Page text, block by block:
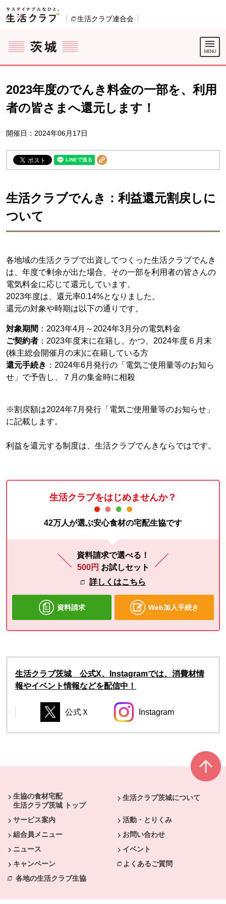
ページの先頭です。
生活クラブ連合会
ここからサイト内共通メニューです。
サイト内共通メニューをスキップする
サイト内共通メニューここまで。
2023年度のでんき料金の一部を、利用
者の皆さまへ還元します！
開催日：2024年06月17日
生活クラブでんき：利益還元割戻しに
ついて
各地域の生活クラブで出資してつくった生活クラブでんき
は、年度で剰余が出た場合、その一部を利用者の皆さんの
電気料金に応じて還元しています。
2023年度は、還元率0.14%となりました。
還元の対象や時期は以下の通りです。
対象期間 ：2023年4月～2024年3月分の電気料金
ご契約者 ：2023年度末に在籍し、かつ、2024年度６月末
(株主総会開催月の末)に在籍している方
還元手続き ：2024年6月発行の「電気ご使用量等のお知ら
せ」で予告し、７月の集金時に相殺
※割戻額は2024年7月発行「電気ご使用量等のお知らせ」
に記載します。
利益を還元する制度は、生活クラブでんきならではです。
生活クラブをはじめませんか？
42万人が選ぶ安心食材の宅配生協です
資料請求で選べる！
500円 お試しセット
詳しくはこちら
資料請求 Web加入手続き
生活クラブ茨城 公式X、Instagramでは、消費材情
報やイベント情報などを配信中！
別のウィンドウで開きます。
公式Ｘ
別のウィンドウで開きます。
別のウィンドウで開きます。
Instagram
別のウィンドウで開
生協の食材宅配
生活クラブ茨城 トップ
生活クラブ茨城について
サービス案内
活動・とりくみ
組合員メニュー
お問い合わせ
ニュース
イベント
キャンペーン
よくあるご質問
各地の生活クラブ生協